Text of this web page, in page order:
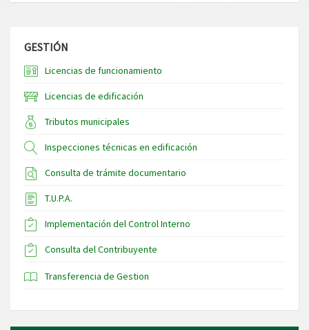
GESTIÓN
Licencias de funcionamiento
Licencias de edificación
Tributos municipales
Inspecciones técnicas en edificación
Consulta de trámite documentario
T.U.P.A.
Implementación del Control Interno
Consulta del Contribuyente
Transferencia de Gestion